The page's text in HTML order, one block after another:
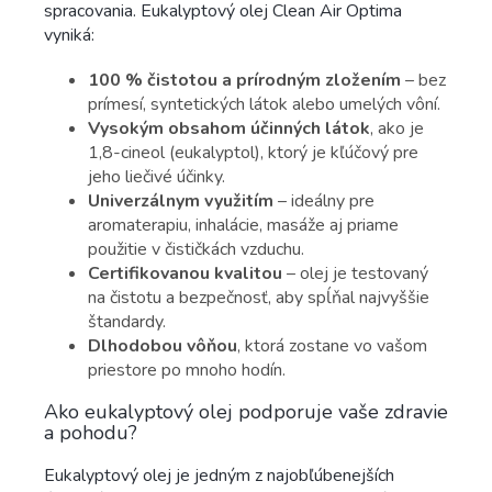
spracovania. Eukalyptový olej Clean Air Optima
vyniká:
100 % čistotou a prírodným zložením – bez
prímesí, syntetických látok alebo umelých vôní.
Vysokým obsahom účinných látok, ako je
1,8-cineol (eukalyptol), ktorý je kľúčový pre
jeho liečivé účinky.
Univerzálnym využitím – ideálny pre
aromaterapiu, inhalácie, masáže aj priame
použitie v čističkách vzduchu.
Certifikovanou kvalitou – olej je testovaný
na čistotu a bezpečnosť, aby spĺňal najvyššie
štandardy.
Dlhodobou vôňou, ktorá zostane vo vašom
priestore po mnoho hodín.
Ako eukalyptový olej podporuje vaše zdravie
a pohodu?
Eukalyptový olej je jedným z najobľúbenejších